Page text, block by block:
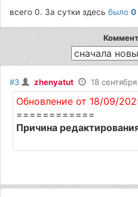
всего 0. За сутки здесьбыло0
#3 zhenyatut 18
Обновление от 18/09/
============
Причина